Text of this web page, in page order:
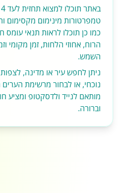
טמפרטורות מינימום מקסימום
כמו כן תוכלו לראות תנאי עומס
הרוח, אחוזי הלחות, זמן מקומי
השמש.
ניתן לחפש עיר או מדינה,
נוכחי, או לבחור מרשימת
מותאם לנייד ולדסקטופ ומציע
וברורה.